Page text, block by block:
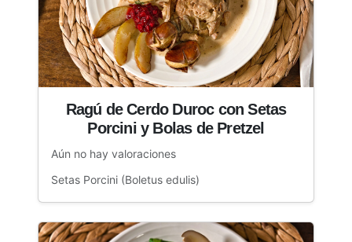
Ragú de Cerdo Duroc con Setas
Porcini y Bolas de Pretzel
Aún no hay valoraciones
Setas Porcini (Boletus edulis)